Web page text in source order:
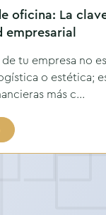
oficina: La
empresarial
tu empresa no
o estética;
más c...